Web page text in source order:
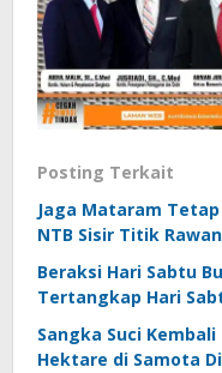
Posting Terkait
Jaga Mataram
NTB Sisir Titik
Beraksi Hari Sabtu
Tertangkap Hari
Sangka Suci
Hektare di Samota